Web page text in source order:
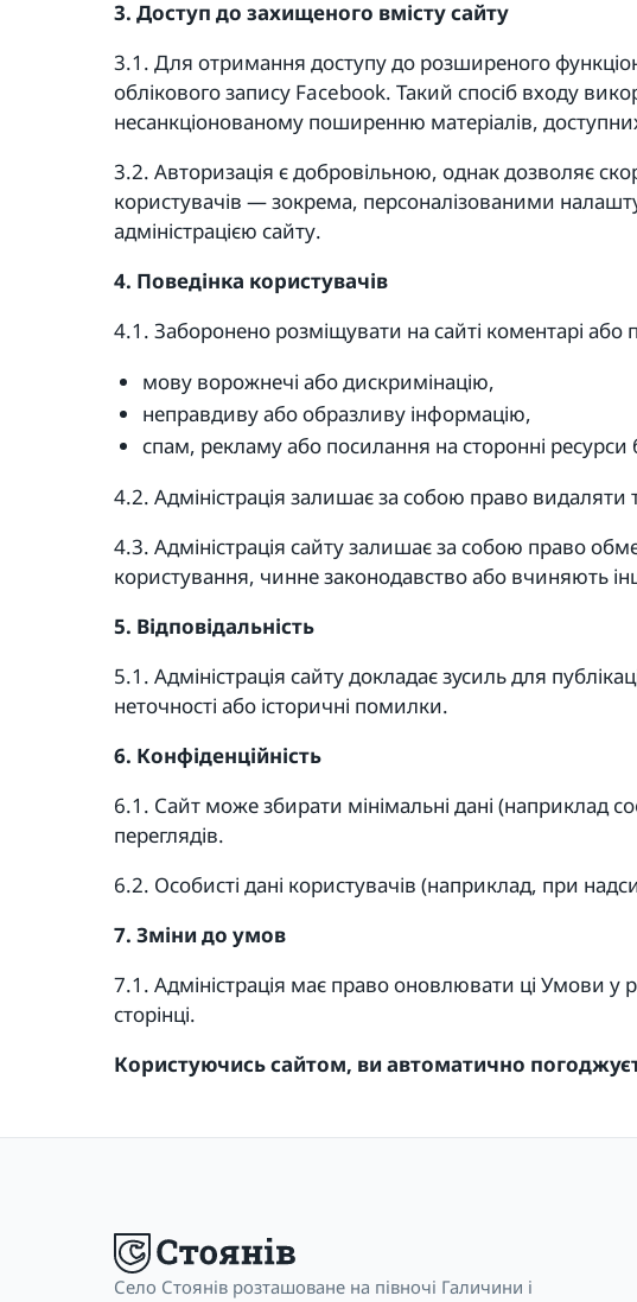
3. Доступ до захищеного вмісту сайту
3.1. Для отримання доступу до розширеного
облікового запису Facebook. Такий спосіб входу
несанкціонованому поширенню матеріалів,
3.2. Авторизація є добровільною, однак дозволяє
користувачів — зокрема, персоналізованими
адміністрацією сайту.
4. Поведінка користувачів
4.1. Заборонено розміщувати на сайті коментарі або
мову ворожнечі або дискримінацію,
неправдиву або образливу інформацію,
спам, рекламу або посилання на сторонні ресурси
4.2. Адміністрація залишає за собою право
4.3. Адміністрація сайту залишає за собою право
користування, чинне законодавство або вчиняють
5. Відповідальність
5.1. Адміністрація сайту докладає зусиль для
неточності або історичні помилки.
6. Конфіденційність
6.1. Сайт може збирати мінімальні дані (наприклад
переглядів.
6.2. Особисті дані користувачів (наприклад, при
7. Зміни до умов
7.1. Адміністрація має право оновлювати ці Умови у
сторінці.
Користуючись сайтом, ви автоматично
Село Стоянів розташоване на півночі Галичини і